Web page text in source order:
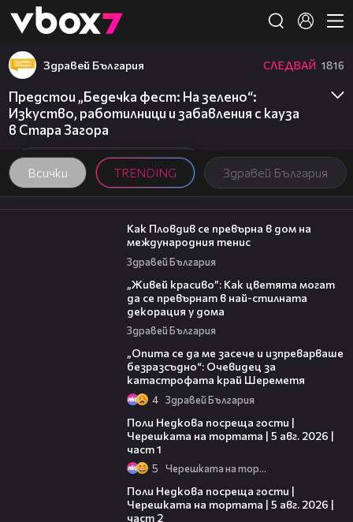
👾
Всички TRENDING Здравей България
Здравей България СЛЕДВАЙ 1816
Предстои „Бедечка фест: На зелено“:
Изкуство, работилници и забавления с кауза
в Стара Загора
03:09
Как Пловдив се превърна в дом на
международния тенис
Здравей България
„Живей красиво”: Как цветята могат
да се превърнат в най-стилната
декорация у дома
Здравей България
„Опита се да ме засече и изпреварваше
безразсъдно“: Очевидец за
катастрофата край Шереметя
4 Здравей България
Поли Недкова посреща гости |
Черешката на тортата | 5 авг. 2026 |
част 1
5 Черешката на тортата
Поли Недкова посреща гости |
Черешката на тортата | 5 авг. 2026 |
част 2